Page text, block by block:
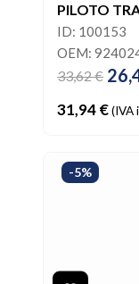
PILOTO
ID: 100153
OEM:
33,62 €
31,94 €(IVA
-5%